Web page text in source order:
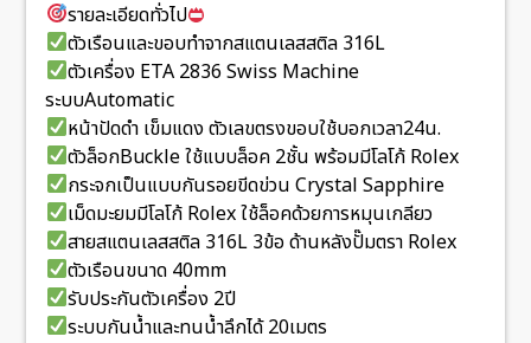
รายละเอียดทั่วไป
ตัวเรือนและขอบทำจากสแตนเลสสติล 316L
ตัวเครื่อง ETA 2836 Swiss Machine
ระบบAutomatic
หน้าปัดดำ เข็มแดง ตัวเลขตรงขอบใช้บอกเวลา24น.
ตัวล็อกBuckle ใช้แบบล็อค 2ชั้น พร้อมมีโลโก้ Rolex
กระจกเป็นแบบกันรอยขีดข่วน Crystal Sapphire
เม็ดมะยมมีโลโก้ Rolex ใช้ล็อคด้วยการหมุนเกลียว
สายสแตนเลสสติล 316L 3ข้อ ด้านหลังปั๊มตรา Rolex
ตัวเรือนขนาด 40mm
รับประกันตัวเครื่อง 2ปี
ระบบกันน้ำและทนน้ำลึกได้ 20เมตร